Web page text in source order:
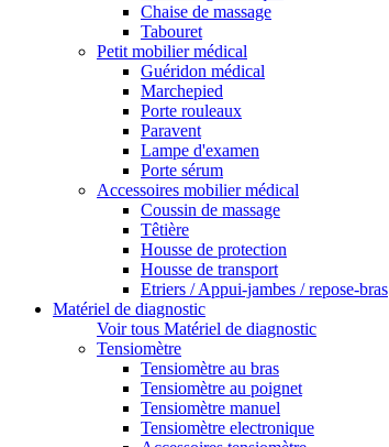
Chaise de massage
Tabouret
Petit mobilier médical
Guéridon médical
Marchepied
Porte rouleaux
Paravent
Lampe d'examen
Porte sérum
Accessoires mobilier médical
Coussin de massage
Têtière
Housse de protection
Housse de transport
Etriers / Appui-jambes / repose-bras
Matériel de diagnostic
Voir tous Matériel de diagnostic
Tensiomètre
Tensiomètre au bras
Tensiomètre au poignet
Tensiomètre manuel
Tensiomètre electronique